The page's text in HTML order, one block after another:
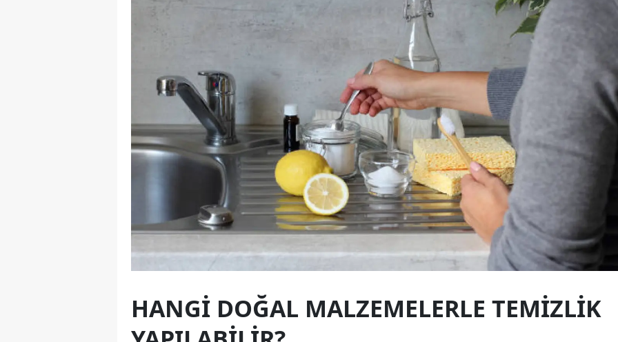
Kayseri
Kırklareli
Kırşehir
Kocaeli
Konya
Kütahya
Malatya
Manisa
Kahramanmaraş
Mardin
Muş
HANGI DOĞAL MALZEMELERLE TEMIZLIK